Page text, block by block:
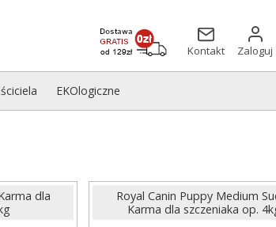
Kontakt
Zaloguj
EKOlogiczne
dla
Royal Canin Puppy Medium
Karma dla szczeniaka op.